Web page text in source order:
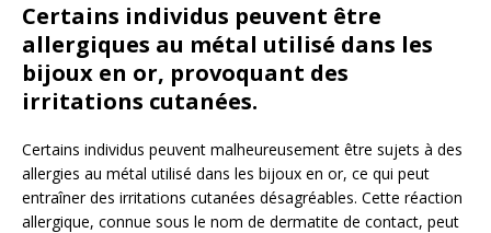
Certains individus peuvent être
allergiques au métal utilisé dans les
bijoux en or, provoquant des
irritations cutanées.
Certains individus peuvent malheureusement être sujets à des
allergies au métal utilisé dans les bijoux en or, ce qui peut
entraîner des irritations cutanées désagréables. Cette réaction
allergique, connue sous le nom de dermatite de contact, peut